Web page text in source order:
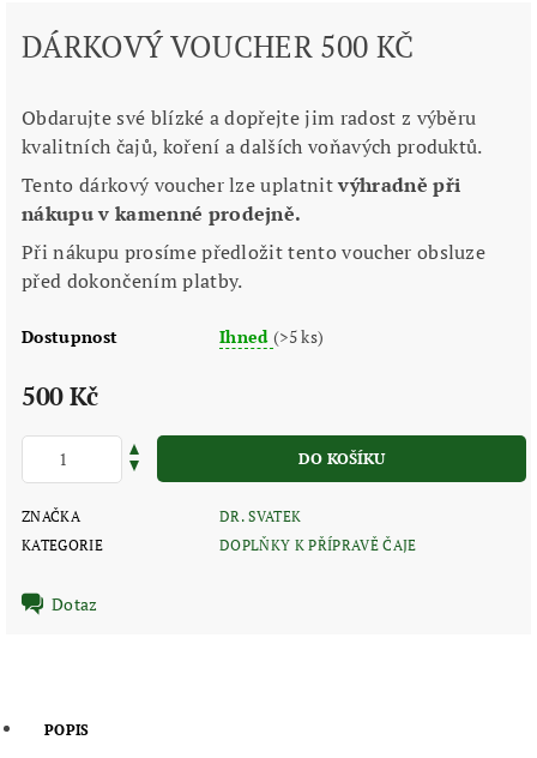
DÁRKOVÝ VOUCHER 500 KČ
Obdarujte své blízké a dopřejte jim radost z výběru
kvalitních čajů, koření a dalších voňavých produktů.
Tento dárkový voucher lze uplatnitvýhradně při
nákupu v kamenné prodejně.
Při nákupu prosíme předložit tento voucher obsluze
před dokončením platby.
Dostupnost Ihned(>5 ks)
500 Kč
ZNAČKA
DR. SVATEK
KATEGORIE
DOPLŇKY K PŘÍPRAVĚ ČAJE
Dotaz
POPIS